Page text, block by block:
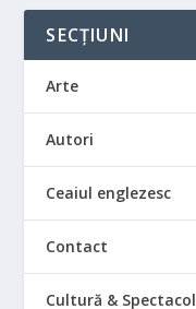
SECȚIUNI
Arte
Autori
Ceaiul englezesc
Contact
Cultură & Spectacol